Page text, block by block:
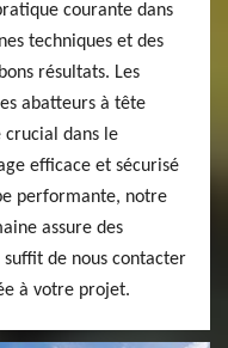
courante dans
techniques et des
résultats. Les
abatteurs à tête
dans le
efficace et sécurisé
performante, notre
assure des
de nous contacter
à votre projet.